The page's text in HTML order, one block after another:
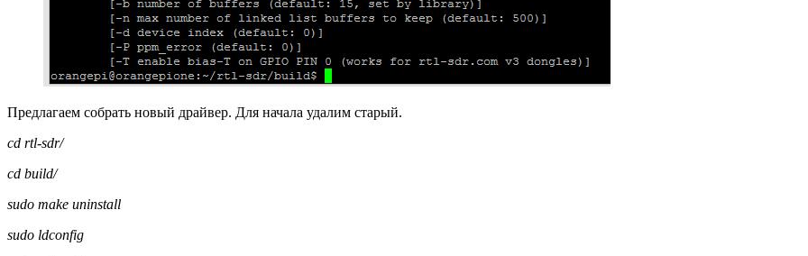
Предлагаем собрать новый драйвер. Для начала удалим старый.
cd rtl-sdr/
cd build/
sudo make uninstall
sudo ldconfig